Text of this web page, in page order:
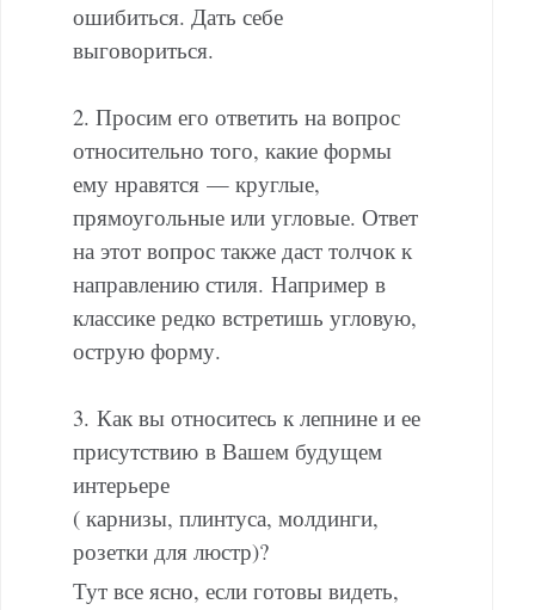
ошибиться. Дать себе
выговориться.
2. Просим его ответить на вопрос
относительно того, какие формы
ему нравятся — круглые,
прямоугольные или угловые. Ответ
на этот вопрос также даст толчок к
направлению стиля. Например в
классике редко встретишь угловую,
острую форму.
3. Как вы относитесь к лепнине и ее
присутствию в Вашем будущем
интерьере
( карнизы, плинтуса, молдинги,
розетки для люстр)?
Тут все ясно, если готовы видеть,